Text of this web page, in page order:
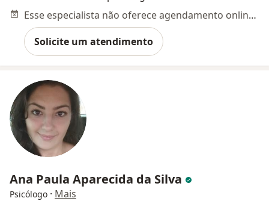
Esse especialista não oferece agendamento online para esse endereço.
Solicite um atendimento
Ana Paula Aparecida da Silva
Psicólogo · Mais